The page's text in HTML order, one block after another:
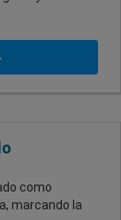
como
marcando la